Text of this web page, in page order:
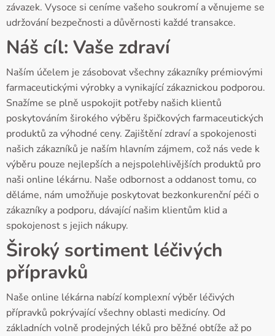
závazek. Vysoce si ceníme vašeho soukromí a věnujeme se
udržování bezpečnosti a důvěrnosti každé transakce.
Náš cíl: Vaše zdraví
Naším účelem je zásobovat všechny zákazníky prémiovými
farmaceutickými výrobky a vynikající zákaznickou podporou.
Snažíme se plně uspokojit potřeby našich klientů
poskytováním širokého výběru špičkových farmaceutických
produktů za výhodné ceny. Zajištění zdraví a spokojenosti
našich zákazníků je naším hlavním zájmem, což nás vede k
výběru pouze nejlepších a nejspolehlivějších produktů pro
naši online lékárnu. Naše odbornost a oddanost tomu, co
děláme, nám umožňuje poskytovat bezkonkurenční péči o
zákazníky a podporu, dávající našim klientům klid a
spokojenost s jejich nákupy.
Široký sortiment léčivých
přípravků
Naše online lékárna nabízí komplexní výběr léčivých
přípravků pokrývající všechny oblasti medicíny. Od
základních volně prodejných léků pro běžné obtíže až po